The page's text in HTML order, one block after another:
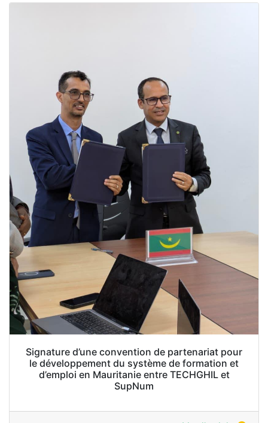
Signature d’une convention de partenariat pour
le développement du système de formation et
d’emploi en Mauritanie entre TECHGHIL et
SupNum